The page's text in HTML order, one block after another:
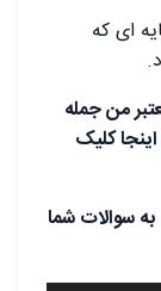
ای که
من جمله
اینجا کلیک
سوالات شما